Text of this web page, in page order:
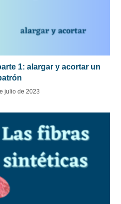
1: alargar y acortar un
julio de 2023